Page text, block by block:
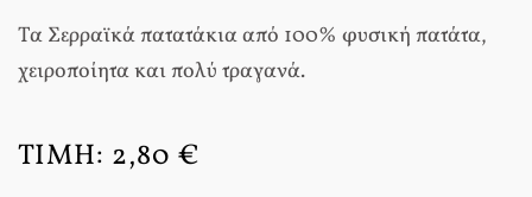
Τα Σερραϊκά πατατάκια από 100% φυσική πατάτα,
χειροποίητα και πολύ τραγανά.
ΤΙΜΉ: 2,80 €